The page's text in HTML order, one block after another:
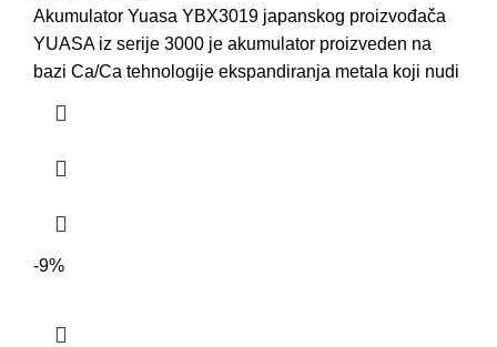
Akumulator Yuasa YBX3019 japanskog proizvođača
YUASA iz serije 3000 je akumulator proizveden na
bazi Ca/Ca tehnologije ekspandiranja metala koji nudi
-9%